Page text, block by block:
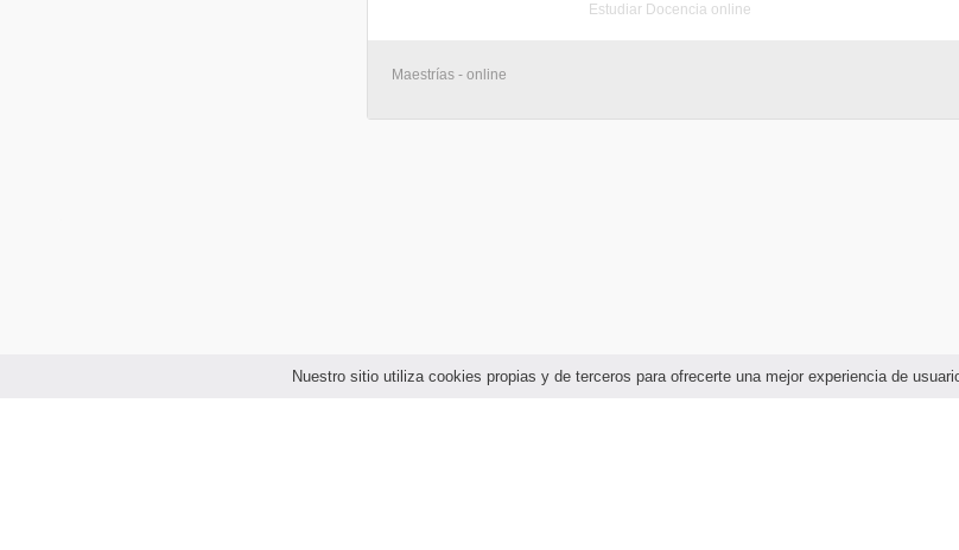
Nuestro sitio utiliza cookies propias y de terceros para ofrecerte una mejor experiencia de
Estudiar Docencia online
Maestrías - online